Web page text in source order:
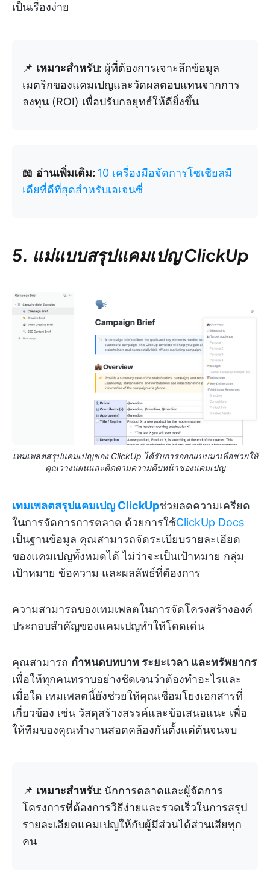
เป็นเรื่องง่าย
📌 เหมาะสำหรับ: ผู้ที่ต้องการเจาะลึกข้อมูล
เมตริกของแคมเปญและวัดผลตอบแทนจากการ
ลงทุน (ROI) เพื่อปรับกลยุทธ์ให้ดียิ่งขึ้น
📖 อ่านเพิ่มเติม: 10 เครื่องมือจัดการโซเชียลมี
เดียที่ดีที่สุดสำหรับเอเจนซี่
5. แม่แบบสรุปแคมเปญ ClickUp
เทมเพลตสรุปแคมเปญของ ClickUp ได้รับการออกแบบมาเพื่อช่วยให้
คุณวางแผนและติดตามความคืบหน้าของแคมเปญ
เทมเพลตสรุปแคมเปญ ClickUpช่วยลดความเครียด
ในการจัดการการตลาด ด้วยการใช้ClickUp Docs
เป็นฐานข้อมูล คุณสามารถจัดระเบียบรายละเอียด
ของแคมเปญทั้งหมดได้ ไม่ว่าจะเป็นเป้าหมาย กลุ่ม
เป้าหมาย ข้อความ และผลลัพธ์ที่ต้องการ
ความสามารถของเทมเพลตในการจัดโครงสร้างองค์
ประกอบสำคัญของแคมเปญทำให้โดดเด่น
คุณสามารถ กำหนดบทบาท ระยะเวลา และทรัพยากร
เพื่อให้ทุกคนทราบอย่างชัดเจนว่าต้องทำอะไรและ
เมื่อใด เทมเพลตนี้ยังช่วยให้คุณเชื่อมโยงเอกสารที่
เกี่ยวข้อง เช่น วัสดุสร้างสรรค์และข้อเสนอแนะ เพื่อ
ให้ทีมของคุณทำงานสอดคล้องกันตั้งแต่ต้นจนจบ
📌 เหมาะสำหรับ: นักการตลาดและผู้จัดการ
โครงการที่ต้องการวิธีง่ายและรวดเร็วในการสรุป
รายละเอียดแคมเปญให้กับผู้มีส่วนได้ส่วนเสียทุก
คน